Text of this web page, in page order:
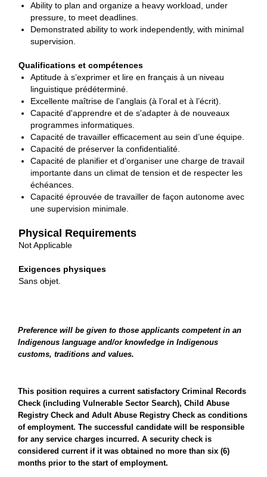
Ability to plan and organize a heavy workload, under
pressure, to meet deadlines.
Demonstrated ability to work independently, with minimal
supervision.
Qualifications et compétences
Aptitude à s’exprimer et lire en français à un niveau
linguistique prédéterminé.
Excellente maîtrise de l’anglais (à l’oral et à l’écrit).
Capacité d'apprendre et de s'adapter à de nouveaux
programmes informatiques.
Capacité de travailler efficacement au sein d’une équipe.
Capacité de préserver la confidentialité.
Capacité de planifier et d’organiser une charge de travail
importante dans un climat de tension et de respecter les
échéances.
Capacité éprouvée de travailler de façon autonome avec
une supervision minimale.
Physical Requirements
Not Applicable
Exigences physiques
Sans objet.
Preference will be given to those applicants competent in an
Indigenous language and/or knowledge in Indigenous
customs, traditions and values.
This position requires a current satisfactory Criminal Records
Check (including Vulnerable Sector Search), Child Abuse
Registry Check and Adult Abuse Registry Check as conditions
of employment. The successful candidate will be responsible
for any service charges incurred. A security check is
considered current if it was obtained no more than six (6)
months prior to the start of employment.